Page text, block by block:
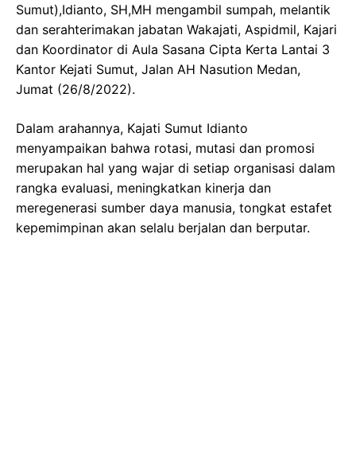
Sumut),Idianto, SH,MH mengambil sumpah, melantik
dan serahterimakan jabatan Wakajati, Aspidmil, Kajari
dan Koordinator di Aula Sasana Cipta Kerta Lantai 3
Kantor Kejati Sumut, Jalan AH Nasution Medan,
Jumat (26/8/2022).
Dalam arahannya, Kajati Sumut Idianto
menyampaikan bahwa rotasi, mutasi dan promosi
merupakan hal yang wajar di setiap organisasi dalam
rangka evaluasi, meningkatkan kinerja dan
meregenerasi sumber daya manusia, tongkat estafet
kepemimpinan akan selalu berjalan dan berputar.